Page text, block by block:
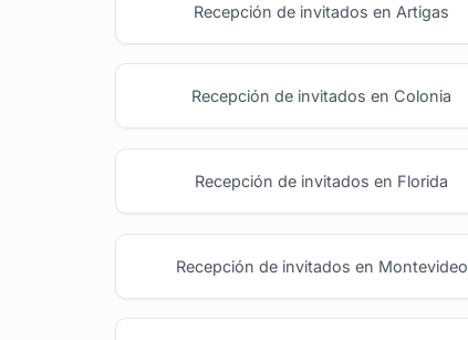
Recepción de invitados en Artigas
Recepción de invitados en Colonia
Recepción de invitados en Florida
Recepción de invitados en Montevideo